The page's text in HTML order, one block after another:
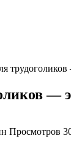
Просмотров